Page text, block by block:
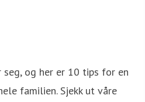
og her er 10 tips for en
familien. Sjekk ut våre